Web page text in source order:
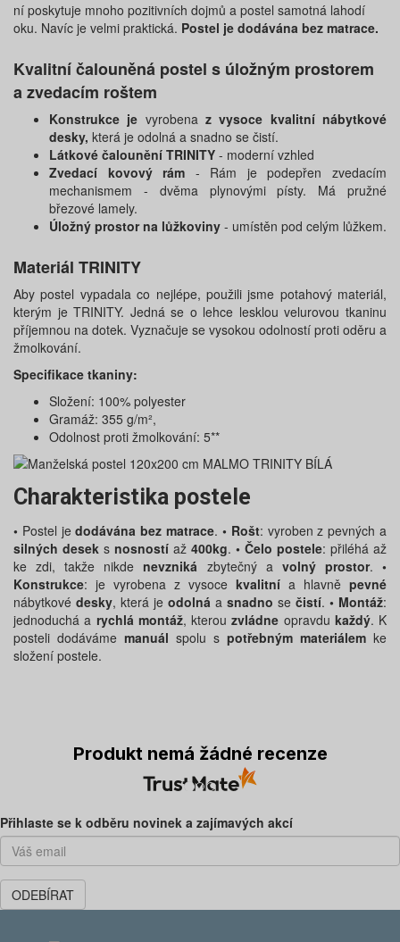
ní poskytuje mnoho pozitivních dojmů a postel samotná lahodí
oku. Navíc je velmi praktická. Postel je dodávána bez matrace.
Kvalitní čalouněná postel s úložným prostorem
a zvedacím roštem
Konstrukce je vyrobenaz vysoce kvalitní nábytkové
desky, která je odolná a snadno se čistí.
Látkové čalounění TRINITY - moderní vzhled
Zvedací kovový rám - Rám je podepřen zvedacím
mechanismem - dvěma plynovými písty. Má pružné
březové lamely.
Úložný prostor na lůžkoviny - umístěn pod celým lůžkem.
Materiál TRINITY
Aby postel vypadala co nejlépe, použili jsme potahový materiál,
kterým je TRINITY. Jedná se o lehce lesklou velurovou tkaninu
příjemnou na dotek. Vyznačuje se vysokou odolností proti oděru a
žmolkování.
Specifikace tkaniny:
Složení: 100% polyester
Gramáž: 355 g/m²,
Odolnost proti žmolkování: 5**
Charakteristika postele
• Postel jedodávána bez matrace. • Rošt: vyroben z pevných a
silných desek s nosností až 400kg. • Čelo postele: přiléhá až
ke zdi, takže nikde nevzniká zbytečný a volný prostor. •
Konstrukce: je vyrobena z vysoce kvalitní a hlavně pevné
nábytkové desky, která je odolná a snadno se čistí. • Montáž:
jednoduchá a rychlá montáž, kterouzvládne opravdu každý. K
posteli dodáváme manuál spolu s potřebným materiálem ke
složení postele.
Produkt nemá žádné recenze
Předchozí
Přihlaste se k odběru novinek a zajímavých akcí
ODEBÍRAT